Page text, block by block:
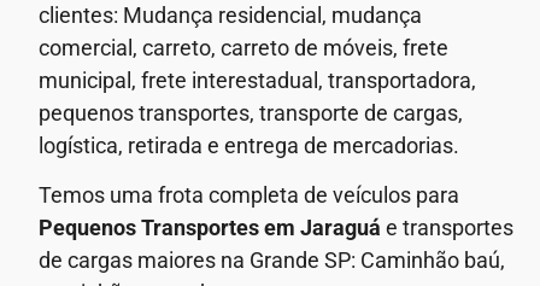
clientes: Mudança residencial, mudança
comercial, carreto, carreto de móveis, frete
municipal, frete interestadual, transportadora,
pequenos transportes, transporte de cargas,
logística, retirada e entrega de mercadorias.
Temos uma frota completa de veículos para
Pequenos Transportes em Jaraguá e transportes
de cargas maiores na Grande SP: Caminhão baú,